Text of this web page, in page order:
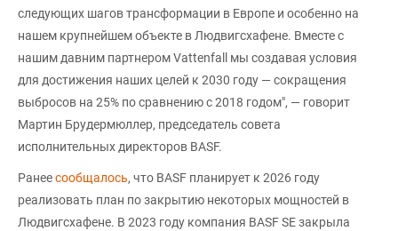
следующих шагов трансформации в Европе и особенно на
нашем крупнейшем объекте в Людвигсхафене. Вместе с
нашим давним партнером Vattenfall мы создавая условия
для достижения наших целей к 2030 году — сокращения
выбросов на 25% по сравнению с 2018 годом", — говорит
Мартин Брудермюллер, председатель совета
исполнительных директоров BASF.
Ранеесообщалось, что BASF планирует к 2026 году
реализовать план по закрытию некоторых мощностей в
Людвигсхафене. В 2023 году компания BASF SE закрыла